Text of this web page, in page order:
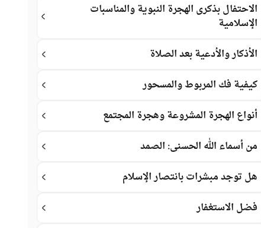
الاحتفال بذكرى الهجرة النبوية والمناسبات
الإسلامية
الأذكار والأدعية بعد الصلاة
كيفية فك المربوط والمسحور
أنواع الهجرة المشروعة وهجرة المجتمع
من أسماء الله الحسنى: الصمد
هل توجد مبشرات بانتصار الإسلام
فضل الاستغفار